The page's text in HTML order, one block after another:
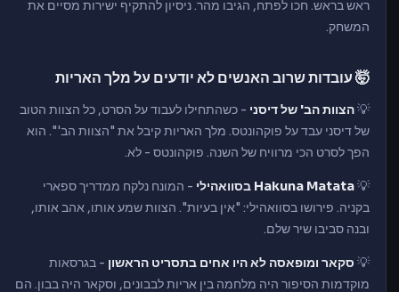
ראש בראש. חכו לפתח, הגיבו מהר. ניסיון להתקיף ישירות מסיים את
המשחק.
🤯 עובדות שרוב האנשים לא יודעים על מלך האריות
💡הצוות הב' של דיסני - כשהתחילו לעבוד על הסרט, כל הצוות הטוב
של דיסני עבד על פוקהונטס. מלך האריות קיבל את "הצוות הב'". הוא
הפך לסרט הכי מרוויח של השנה. פוקהונטס - לא.
💡Hakuna Matata בסוואהילי
- המונח נלקח ממדריך ספארי
בקניה. פירושו בסוואהילי: "אין בעיות". הצוות שמע אותו, אהב אותו,
ובנה סביבו שיר שלם.
💡 סקאר ומופאסה לא היו אחים בתסריט הראשון - בגרסאות
מוקדמות הסיפור היה מלחמה בין אריות לבבונים, וסקאר היה בבון. הם